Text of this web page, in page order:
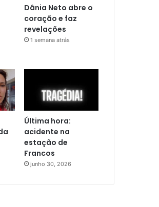
Dânia Neto abre o
coração e faz
revelações
1 semana atrás
Última hora:
acidente na
estação de
Francos
junho 30, 2026